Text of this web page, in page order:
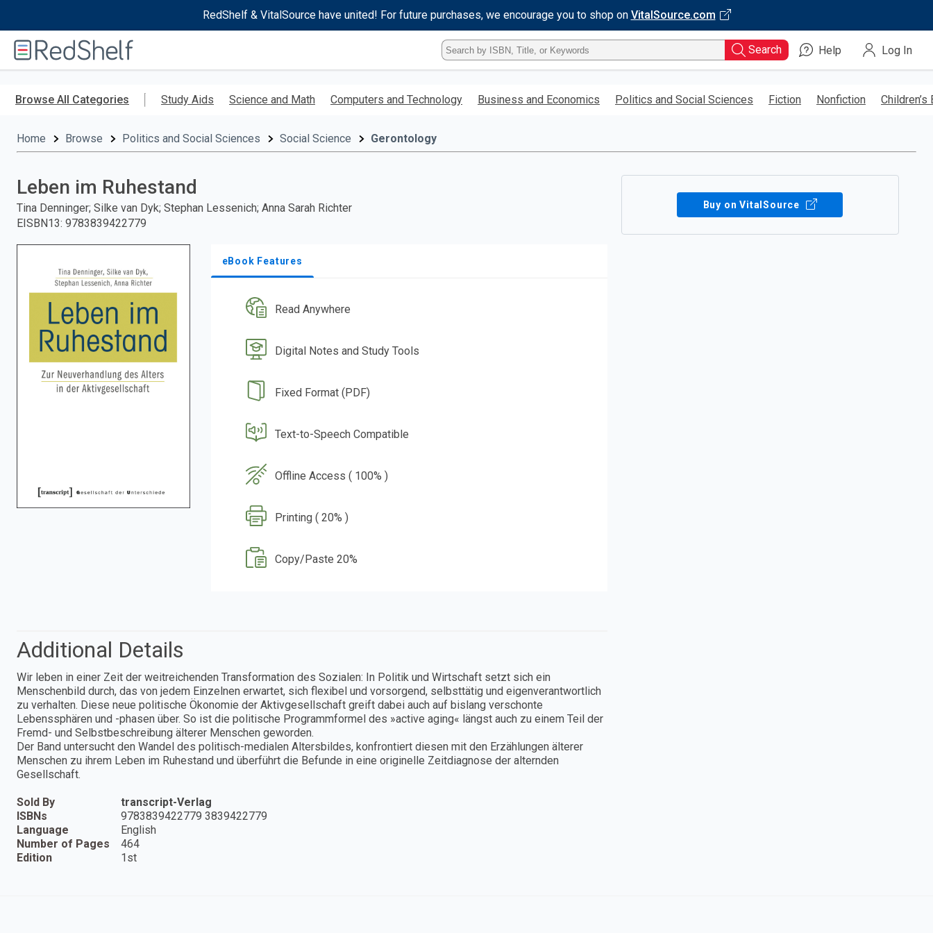
RedShelf & VitalSource have united! For future purchases, we encourage you to shop on VitalSource.com
RedShelf
Type
ISBN,
Title,
Keyword
Search Help Log In
Browse All Categories Study Aids Science and Math Computers and Technology Business and Economics Politics and Social Sciences Fiction Nonfiction Children’s
Home Browse Politics and Social Sciences Social Science Gerontology
Leben im Ruhestand
Tina Denninger; Silke van Dyk; Stephan Lessenich; Anna Sarah Richter
EISBN13: 9783839422779
eBook Features
Read Anywhere
Digital Notes and Study Tools
Fixed Format (PDF)
Text-to-Speech Compatible
Offline Access ( 100% )
Printing ( 20% )
Copy/Paste 20%
Buy on VitalSource
Additional Details
Wir leben in einer Zeit der weitreichenden Transformation des Sozialen: In Politik und Wirtschaft setzt sich ein
Menschenbild durch, das von jedem Einzelnen erwartet, sich flexibel und vorsorgend, selbsttätig und eigenverantwortlich
zu verhalten. Diese neue politische Ökonomie der Aktivgesellschaft greift dabei auch auf bislang verschonte
Lebenssphären und -phasen über. So ist die politische Programmformel des »active aging« längst auch zu einem Teil der
Fremd- und Selbstbeschreibung älterer Menschen geworden.
Der Band untersucht den Wandel des politisch-medialen Altersbildes, konfrontiert diesen mit den Erzählungen älterer
Menschen zu ihrem Leben im Ruhestand und überführt die Befunde in eine originelle Zeitdiagnose der alternden
Gesellschaft.
Sold By
transcript-Verlag
ISBNs
9783839422779 3839422779
Language
English
Number of Pages
464
Edition
1st